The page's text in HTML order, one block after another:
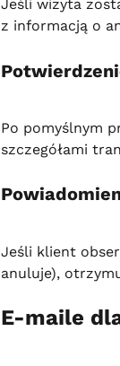
Jeśli wizyta
z informacją o
Po pomyślnym
szczegółami
Jeśli klient
anuluje),
E-maile